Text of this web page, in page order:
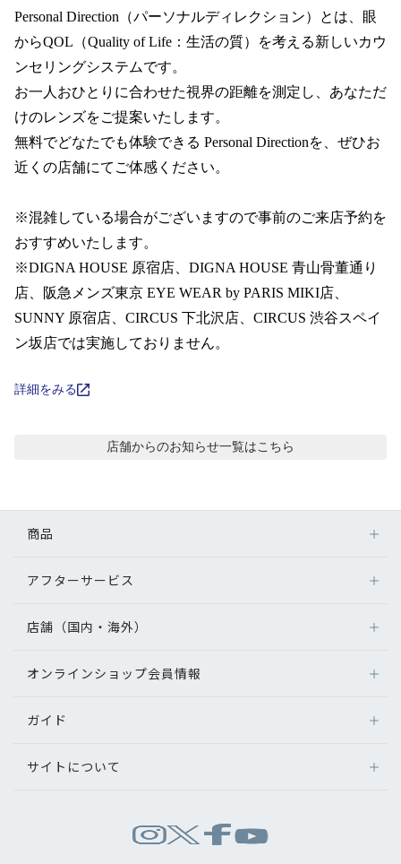
ブランド一覧
コンテンツを探す
スタッフコンテンツ
スタッフコンテンツ一覧
コーディネート
レビュー
ブログ
お知らせ
目のまめちしき
採用情報
Personal Direction（パーソナルディレクション）とは、眼
からQOL（Quality of Life：生活の質）を考える新しいカウ
ンセリングシステムです。
お一人おひとりに合わせた視界の距離を測定し、あなただ
けのレンズをご提案いたします。
無料でどなたでも体験できる Personal Directionを、ぜひお
近くの店舗にてご体感ください。
※混雑している場合がございますので事前のご来店予約を
おすすめいたします。
※DIGNA HOUSE 原宿店、DIGNA HOUSE 青山骨董通り
店、阪急メンズ東京 EYE WEAR by PARIS MIKI店、
SUNNY 原宿店、CIRCUS 下北沢店、CIRCUS 渋谷スペイ
ン坂店では実施しておりません。
詳細をみる
店舗からのお知らせ一覧はこちら
商品
メガネ
サングラス
補聴器
グッズ・小物
アフターサービス
アフターサービス
メガネの不具合、修理について
補聴器に関するアフターサービス
店舗（国内・海外）
店舗検索
オンラインショップ会員情報
ログイン
ガイド
オンラインショップご利用ガイド
サイトについて